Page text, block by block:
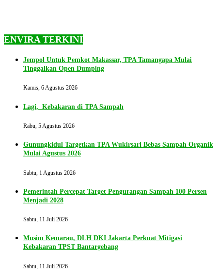
ENVIRA TERKINI
Jempol Untuk Pemkot Makassar, TPA Tamangapa Mulai
Tinggalkan Open Dumping
Kamis, 6 Agustus 2026
Lagi, Kebakaran di TPA Sampah
Rabu, 5 Agustus 2026
Gunungkidul Targetkan TPA Wukirsari Bebas Sampah Organik
Mulai Agustus 2026
Sabtu, 1 Agustus 2026
Pemerintah Percepat Target Pengurangan Sampah 100 Persen
Menjadi 2028
Sabtu, 11 Juli 2026
Musim Kemarau, DLH DKI Jakarta Perkuat Mitigasi
Kebakaran TPST Bantargebang
Sabtu, 11 Juli 2026